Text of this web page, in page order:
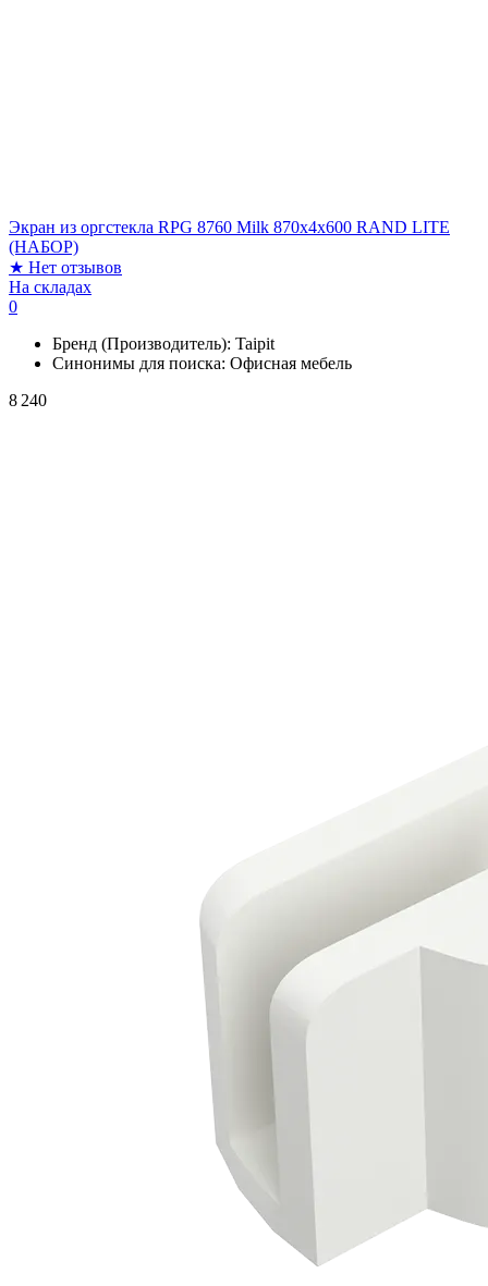
Экран из оргстекла RPG 8760 Milk 870х4х600 RAND LITE
(НАБОР)
★ Нет отзывов
На складах
0
Бренд (Производитель): Taipit
Синонимы для поиска: Офисная мебель
8 240